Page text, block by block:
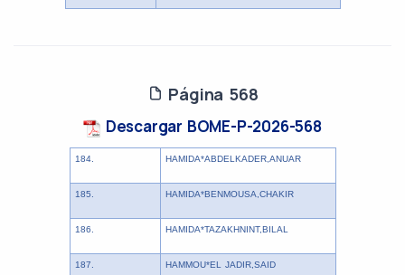
Página 568
Descargar BOME-P-2026-568
184. HAMIDA*ABDELKADER,ANUAR
185. HAMIDA*BENMOUSA,CHAKIR
186. HAMIDA*TAZAKHNINT,BILAL
187. HAMMOU*EL JADIR,SAID